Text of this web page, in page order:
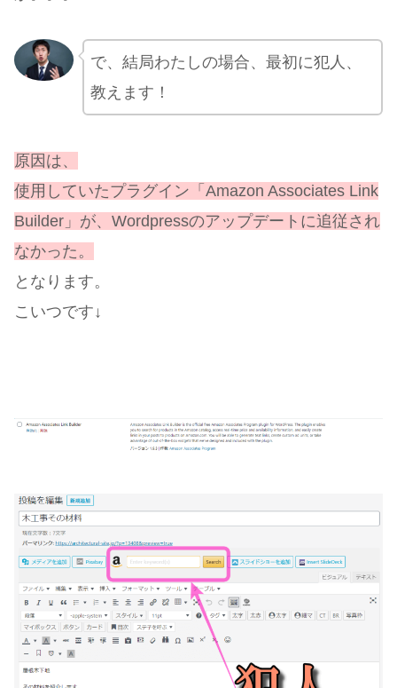
で、結局わたしの場合、最初に犯人、
教えます！
原因は、
使用していたプラグイン「Amazon Associates Link
Builder」が、Wordpressのアップデートに追従され
なかった。
となります。
こいつです↓